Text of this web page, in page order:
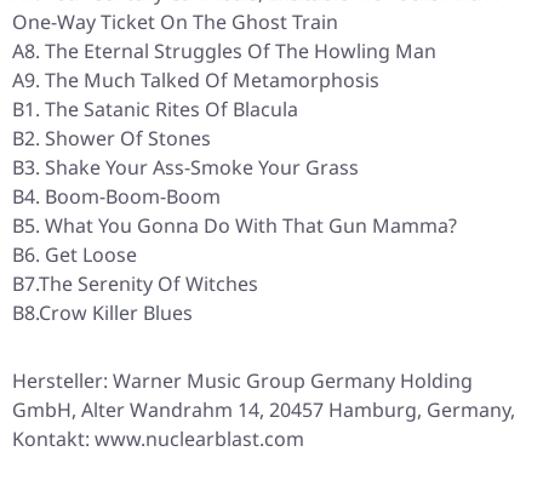
One-Way Ticket On The Ghost Train
A8. The Eternal Struggles Of The Howling Man
A9. The Much Talked Of Metamorphosis
B1. The Satanic Rites Of Blacula
B2. Shower Of Stones
B3. Shake Your Ass-Smoke Your Grass
B4. Boom-Boom-Boom
B5. What You Gonna Do With That Gun Mamma?
B6. Get Loose
B7.The Serenity Of Witches
B8.Crow Killer Blues
Hersteller: Warner Music Group Germany Holding
GmbH, Alter Wandrahm 14, 20457 Hamburg, Germany,
Kontakt: www.nuclearblast.com